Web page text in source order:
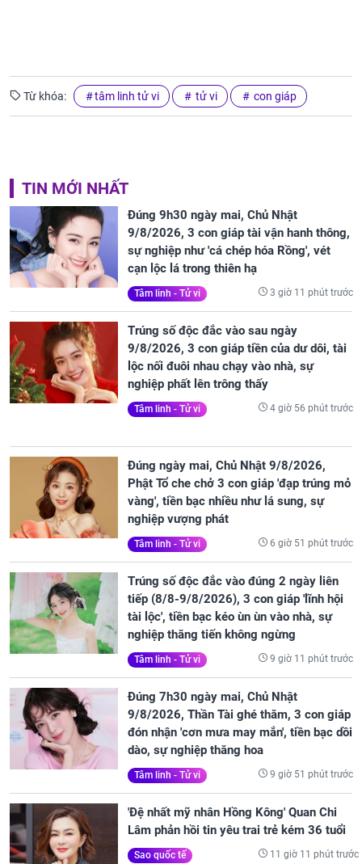
Từ khóa: tâm linh tử vi tử vi con giáp
TIN MỚI NHẤT
Đúng 9h30 ngày mai, Chủ Nhật
9/8/2026, 3 con giáp tài vận hanh thông,
sự nghiệp như 'cá chép hóa Rồng', vét
cạn lộc lá trong thiên hạ
Tâm linh - Tử vi 3 giờ 11 phút trước
Trúng số độc đắc vào sau ngày
9/8/2026, 3 con giáp tiền của dư dôi, tài
lộc nối đuôi nhau chạy vào nhà, sự
nghiệp phất lên trông thấy
Tâm linh - Tử vi 4 giờ 56 phút trước
Đúng ngày mai, Chủ Nhật 9/8/2026,
Phật Tổ che chở 3 con giáp 'đạp trúng mỏ
vàng', tiền bạc nhiều như lá sung, sự
nghiệp vượng phát
Tâm linh - Tử vi 6 giờ 51 phút trước
Trúng số độc đắc vào đúng 2 ngày liên
tiếp (8/8-9/8/2026), 3 con giáp 'lĩnh hội
tài lộc', tiền bạc kéo ùn ùn vào nhà, sự
nghiệp thăng tiến không ngừng
Tâm linh - Tử vi 9 giờ 11 phút trước
Đúng 7h30 ngày mai, Chủ Nhật
9/8/2026, Thần Tài ghé thăm, 3 con giáp
đón nhận 'cơn mưa may mắn', tiền bạc dồi
dào, sự nghiệp thăng hoa
Tâm linh - Tử vi 9 giờ 51 phút trước
'Đệ nhất mỹ nhân Hồng Kông' Quan Chi
Lâm phản hồi tin yêu trai trẻ kém 36 tuổi
Sao quốc tế 11 giờ 11 phút trước